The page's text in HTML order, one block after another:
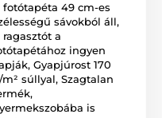
garantálja a
ben – szélesség x
fotótapéta 49 cm-es
sávokból áll,
ragasztót a
ingyen
, Gyapjúrost 170
súllyal, Szagtalan
is